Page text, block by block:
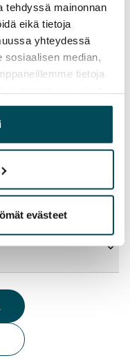
tehdyssä mainonnan
eikä tietoja
yhteydessä
sosiaalisen median,
tietoja
joita olet antanut
heidän
evästeet